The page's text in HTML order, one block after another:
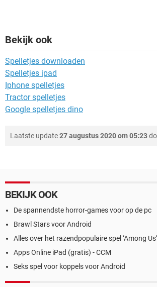
Bekijk ook
Spelletjes downloaden
Spelletjes ipad
Iphone spelletjes
Tractor spelletjes
Google spelletjes dino
Laatste update27 augustus 2020 om 05:23
BEKIJK OOK
De spannendste horror-games voor op de pc
Brawl Stars voor Android
Alles over het razendpopulaire spel ‘Among Us’
Apps Online iPad (gratis) - CCM
Seks spel voor koppels voor Android